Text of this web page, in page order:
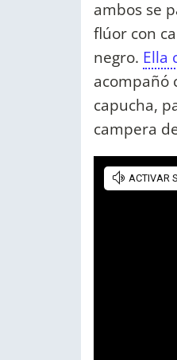
ambos se
flúor con
negro. Ella
acompañó
capucha,
campera